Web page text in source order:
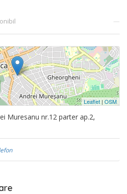
—
Leaflet|OSM
Muresanu nr.12 parter ap.2,